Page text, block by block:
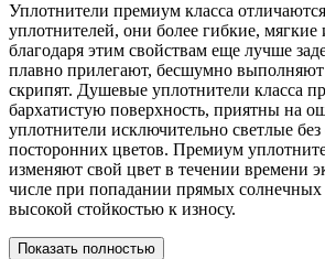
Уплотнители премиум класса
уплотнителей, они более гибкие, мягкие
благодаря этим свойствам еще лучше
плавно прилегают, бесшумно выполняют
скрипят. Душевые уплотнители класса
бархатистую поверхность, приятны на
уплотнители исключительно светлые без
посторонних цветов. Премиум
изменяют свой цвет в течении времени
числе при попадании прямых солнечных
высокой стойкостью к износу.
Показать полностью